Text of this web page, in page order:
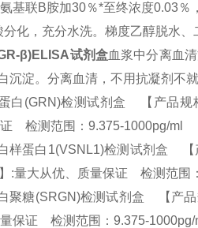
基联B胺加30％*至终浓度0.03％
化，充分水洗。梯度乙醇脱水、
β)ELISA试剂盒血浆中分离血
沉淀。分离血清，不用抗凝剂不就
白(GRN)检测试剂盒 【产品
证 检测范围：9.375-1000pg/ml
蛋白1(VSNL1)检测试剂盒 【
:量大从优、质量保证 检测范围
聚糖(SRGN)检测试剂盒 【产
量保证 检测范围：9.375-